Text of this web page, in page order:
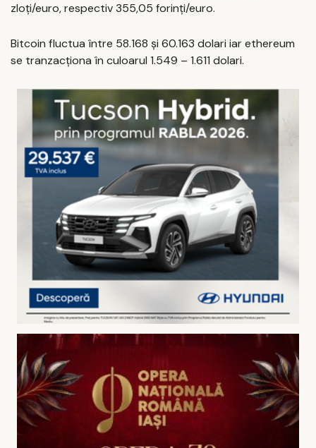
zloți/euro, respectiv 355,05 forinți/euro.
Bitcoin fluctua între 58.168 și 60.163 dolari iar ethereum
se tranzacționa în culoarul 1.549 – 1.611 dolari.